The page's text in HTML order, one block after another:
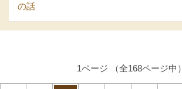
の話
1ページ （全168ページ中）